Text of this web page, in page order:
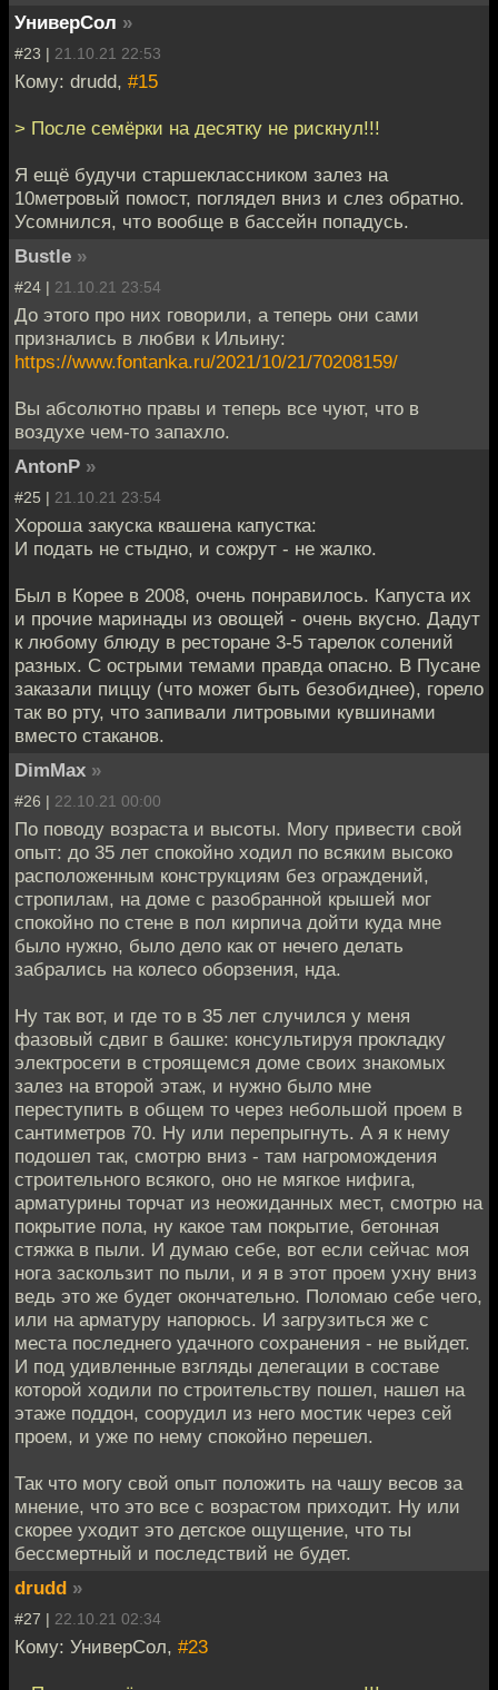
УниверСол »
#23 | 21.10.21 22:53
Кому: drudd, #15
> После семёрки на десятку не рискнул!!!
Я ещё будучи старшеклассником залез на
10метровый помост, поглядел вниз и слез обратно.
Усомнился, что вообще в бассейн попадусь.
Bustle »
#24 | 21.10.21 23:54
До этого про них говорили, а теперь они сами
признались в любви к Ильину:
https://www.fontanka.ru/2021/10/21/70208159/
Вы абсолютно правы и теперь все чуют, что в
воздухе чем-то запахло.
AntonP »
#25 | 21.10.21 23:54
Хороша закуска квашена капустка:
И подать не стыдно, и сожрут - не жалко.
Был в Корее в 2008, очень понравилось. Капуста их
и прочие маринады из овощей - очень вкусно. Дадут
к любому блюду в ресторане 3-5 тарелок солений
разных. С острыми темами правда опасно. В Пусане
заказали пиццу (что может быть безобиднее), горело
так во рту, что запивали литровыми кувшинами
вместо стаканов.
DimMax »
#26 | 22.10.21 00:00
По поводу возраста и высоты. Могу привести свой
опыт: до 35 лет спокойно ходил по всяким высоко
расположенным конструкциям без ограждений,
стропилам, на доме с разобранной крышей мог
спокойно по стене в пол кирпича дойти куда мне
было нужно, было дело как от нечего делать
забрались на колесо оборзения, нда.
Ну так вот, и где то в 35 лет случился у меня
фазовый сдвиг в башке: консультируя прокладку
электросети в строящемся доме своих знакомых
залез на второй этаж, и нужно было мне
переступить в общем то через небольшой проем в
сантиметров 70. Ну или перепрыгнуть. А я к нему
подошел так, смотрю вниз - там нагромождения
строительного всякого, оно не мягкое нифига,
арматурины торчат из неожиданных мест, смотрю на
покрытие пола, ну какое там покрытие, бетонная
стяжка в пыли. И думаю себе, вот если сейчас моя
нога заскользит по пыли, и я в этот проем ухну вниз
ведь это же будет окончательно. Поломаю себе чего,
или на арматуру напорюсь. И загрузиться же с
места последнего удачного сохранения - не выйдет.
И под удивленные взгляды делегации в составе
которой ходили по строительству пошел, нашел на
этаже поддон, соорудил из него мостик через сей
проем, и уже по нему спокойно перешел.
Так что могу свой опыт положить на чашу весов за
мнение, что это все с возрастом приходит. Ну или
скорее уходит это детское ощущение, что ты
бессмертный и последствий не будет.
drudd »
#27 | 22.10.21 02:34
Кому: УниверСол, #23